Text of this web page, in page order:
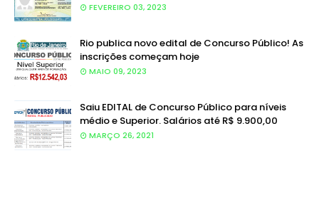
FEVEREIRO 03, 2023
Rio publica novo edital de Concurso Público! As
inscrições começam hoje
MAIO 09, 2023
Saiu EDITAL de Concurso Público para níveis
médio e Superior. Salários até R$ 9.900,00
MARÇO 26, 2021